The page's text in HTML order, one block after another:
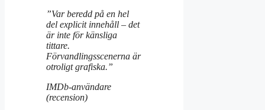
”Var beredd på en hel
del explicit innehåll – det
är inte för känsliga
tittare.
Förvandlingsscenerna är
otroligt grafiska.”
IMDb-användare
(recension)